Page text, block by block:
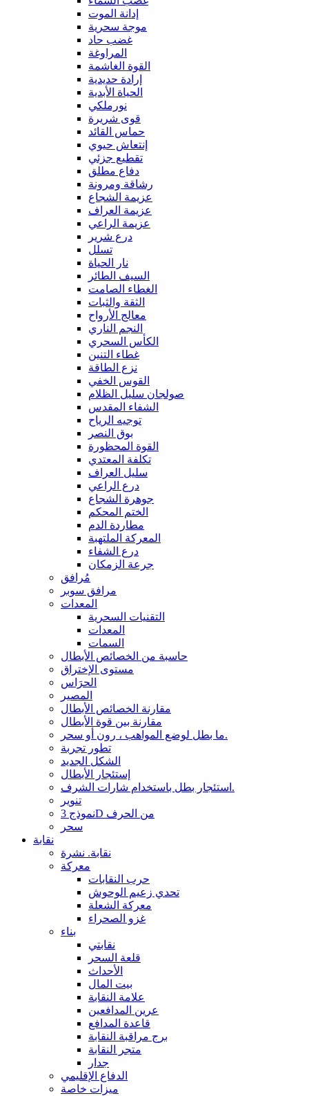
إدانة الموت
موجة سحرية
غضب حاد
المراوغة
القوة الغاشمة
إرادة حديدية
الحياة الأبدية
نورملكي
قوى شريرة
حماس القائد
إنتعاش حيوي
تقطيع جزئي
دفاع مطلق
رشاقة ومرونة
عزيمة الشجاع
عزيمة العراف
عزيمة الراعي
درع شرير
تسلل
نار الحياة
السيف الطائر
الغطاء الصامت
الثقة والثبات
معالج الأرواح
النجم الناري
الكأس السحري
غطاء التنين
نزع الطاقة
القوس الخفي
صولجان سليل الظلام
الشفاء المقدس
توجيه الرياح
بوق النصر
القوة المحظورة
تكلفة المعتدي
سليل العراف
درع الراعي
جوهرة الشجاع
الختم المحكم
مطاردة الدم
المعركة الملتهبة
درع الشفاء
جرعة الزمكان
مُرافق
مرافق سوبر
المعدات
التقنيات السحرية
المعدات
السمات
حاسبة من الخصائص الأبطال
مستوى الإختراق
الحرَاس
المصير
مقارنة الخصائص الأبطال
مقارنة بين قوة الأبطال
ما بطل لوضع المواهب ، رون أو سحر.
تطور تجربة
الشكل الجديد
إستئجار الأبطال
استئجار بطل باستخدام شارات الشرف.
تنوير
نموذج 3D من الحرف
سحر
نقابة
نقابة. نشرة
معركة
حرب النقابات
تحدي زعيم الوحوش
معركة الشعلة
غزو الصحراء
بناء
نقابتي
قلعة السحر
الأحداث
بيت المال
علامة النقابة
عرين المدافعين
قاعدة المدافع
برج مراقبة النقابة
متجر النقابة
جدار
الدفاع الإقليمي
ميزات خاصة